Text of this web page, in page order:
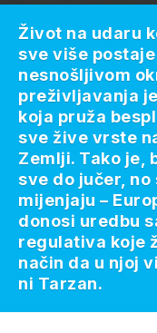
Život na udaru
sve više
nesnošljivom
preživljavanja
koja pruža
sve žive vrste
Zemlji. Tako je,
sve do jučer,
mijenjaju –
donosi uredbu
regulativa koje
način da u njoj
ni Tarzan.